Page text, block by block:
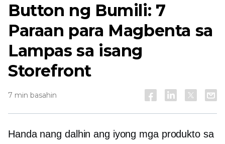
Button ng Bumili: 7
Paraan para Magbenta sa
Lampas sa isang
Storefront
7 min basahin
Handa nang dalhin ang iyong mga produkto sa